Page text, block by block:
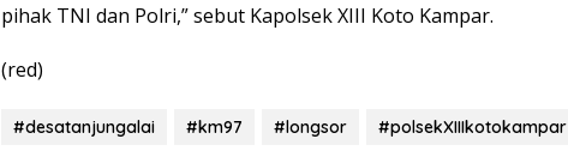
pihak TNI dan Polri,” sebut Kapolsek XIII Koto Kampar.
(red)
#desatanjungalai #km97 #longsor #polsekXIIIkotokampar